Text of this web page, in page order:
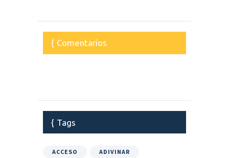
Comentarios
Tags
ACCESO ADIVINAR